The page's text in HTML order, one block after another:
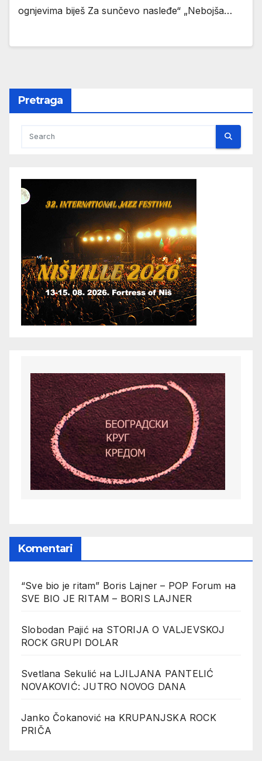
ognjevima biješ Za sunčevo nasleđe“ „Nebojša…
Pretraga
Komentari
“Sve bio je ritam” Boris Lajner – POP Forum на
SVE BIO JE RITAM – BORIS LAJNER
Slobodan Pajićна STORIJA O VALJEVSKOJ
ROCK GRUPI DOLAR
Svetlana Sekulić на LJILJANA PANTELIĆ
NOVAKOVIĆ: JUTRO NOVOG DANA
Janko Čokanović на KRUPANJSKA ROCK
PRIČA